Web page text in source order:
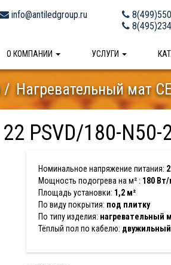
info@antiledgroup.ru
О КОМПАНИИ УСЛУГИ
Нагревательный мат
PSVD/180-N50-
Номинальное напряжение питания:
Мощность подогрева на м² : 180 Вт/
Площадь установки: 1,2 м²
По виду покрытия: под плитку
По типу изделия: нагревательный
Тёплый пол по кабелю: двужильный